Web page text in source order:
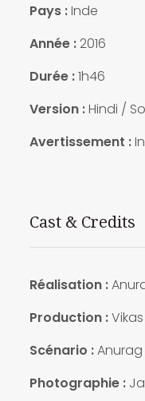
Pays :Inde
Année :2016
Durée :1h46
Version :Hindi /
Avertissement :
Cast & Credits
Réalisation :
Production :
Scénario :
Photographie :